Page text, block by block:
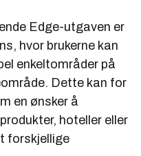
Edge-utgaven er
hvor brukerne kan
enkeltområder på
Dette kan for
en ønsker å
hoteller eller
forskjellige